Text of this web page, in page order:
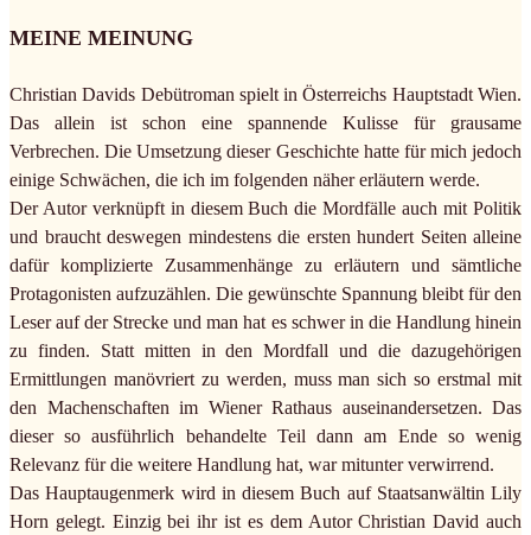
MEINE MEINUNG
Christian Davids Debütroman spielt in Österreichs Hauptstadt Wien.
Das allein ist schon eine spannende Kulisse für grausame
Verbrechen. Die Umsetzung dieser Geschichte hatte für mich jedoch
einige Schwächen, die ich im folgenden näher erläutern werde.
Der Autor verknüpft in diesem Buch die Mordfälle auch mit Politik
und braucht deswegen mindestens die ersten hundert Seiten alleine
dafür komplizierte Zusammenhänge zu erläutern und sämtliche
Protagonisten aufzuzählen. Die gewünschte Spannung bleibt für den
Leser auf der Strecke und man hat es schwer in die Handlung hinein
zu finden. Statt mitten in den Mordfall und die dazugehörigen
Ermittlungen manövriert zu werden, muss man sich so erstmal mit
den Machenschaften im Wiener Rathaus auseinandersetzen. Das
dieser so ausführlich behandelte Teil dann am Ende so wenig
Relevanz für die weitere Handlung hat, war mitunter verwirrend.
Das Hauptaugenmerk wird in diesem Buch auf Staatsanwältin Lily
Horn gelegt. Einzig bei ihr ist es dem Autor Christian David auch